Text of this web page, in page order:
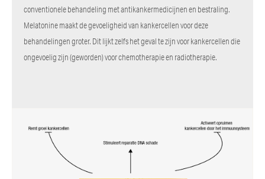
conventionele behandeling met antikankermedicijnen en bestraling.
Melatonine maakt de gevoeligheid van kankercellen voor deze
behandelingen groter. Dit lijkt zelfs het geval te zijn voor kankercellen die
ongevoelig zijn (geworden) voor chemotherapie en radiotherapie.